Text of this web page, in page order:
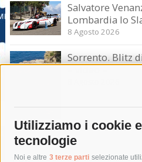
Utilizziamo i cookie
tecnologie
Noi e altre 3 terze parti selezionate
Salvatore
Lombardia lo
8 Agosto 2026
Sorrento. Blitz
– video –